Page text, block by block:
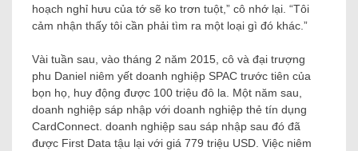
hoạch nghỉ hưu của tớ sẽ ko trơn tuột,” cô nhớ lại. “Tôi
cảm nhận thấy tôi cần phải tìm ra một loại gì đó khác.”
Vài tuần sau, vào tháng 2 năm 2015, cô và đại trượng
phu Daniel niêm yết doanh nghiệp SPAC trước tiên của
bọn họ, huy động được 100 triệu đô la. Một năm sau,
doanh nghiệp sáp nhập với doanh nghiệp thẻ tín dụng
CardConnect. doanh nghiệp sau sáp nhập sau đó đã
được First Data tậu lại với giá 779 triệu USD. Việc niêm